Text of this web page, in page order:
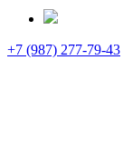
+7 (987) 277-79-43